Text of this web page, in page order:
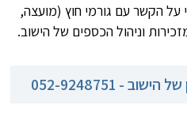
הקשר עם גורמי חוץ (מועצה,
וניהול הכספים של הישוב.
- 052-9248751